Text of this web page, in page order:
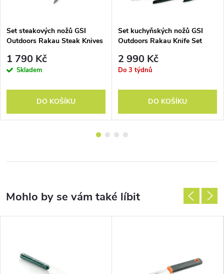
Set steakových nožů GSI
Outdoors Rakau Steak Knives
1 790 Kč
Skladem
DO KOŠÍKU
Set kuchyňských nožů GSI
Outdoors Rakau Knife Set
2 990 Kč
Do 3 týdnů
DO KOŠÍKU